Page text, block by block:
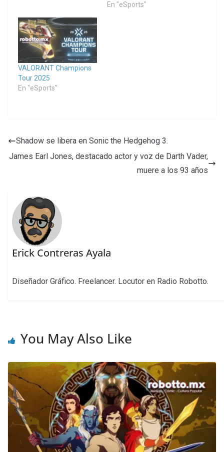
En "eSports"
VALORANT Champions
Tour 2025
En "eSports"
Shadow se libera en Sonic the Hedgehog 3.
James Earl Jones, destacado actor y voz de Darth Vader,
muere a los 93 años
Erick Contreras Ayala
Diseñador Gráfico. Freelancer. Locutor en Radio Robotto.
You May Also Like